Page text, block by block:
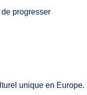
progresser
unique en Europe. Il